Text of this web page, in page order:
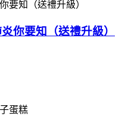
你要知（送禮升級）